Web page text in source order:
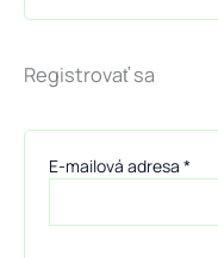
Registrovať sa
E-mailová adresa *